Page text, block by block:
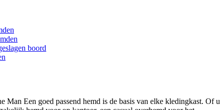
boord
Man Een goed passend hemd is de basis van elke kledingkast. Of u